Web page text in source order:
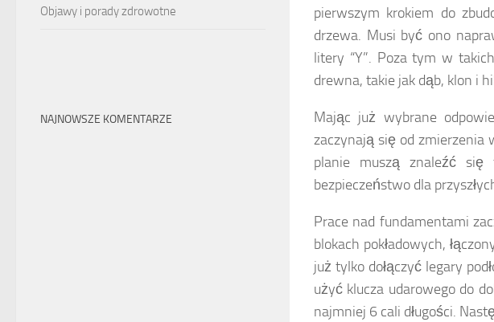
pierwszym krokiem do
drzewa. Musi być ono
litery “Y”. Poza tym w
drewna, takie jak dąb, klon i
Mając już wybrane
zaczynają się od zmierzenia
planie muszą znaleźć się
bezpieczeństwo dla
Prace nad fundamentami
blokach pokładowych,
już tylko dołączyć legary
użyć klucza udarowego do
najmniej 6 cali długości.
Objawy i porady zdrowotne
NAJNOWSZE KOMENTARZE